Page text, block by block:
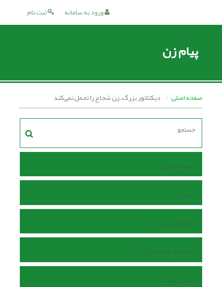
ثبت نام ورود به سامانه
پیام زن
صفحه اصلی دیکتاتور بزرگ، زن شجاع را تحمل نمی‌کند
صفحه اصلی
مرور
اطلاعات نشریه
راهنمای نویسندگان
ارسال مقاله